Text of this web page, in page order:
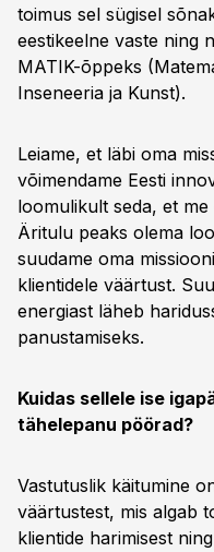
toimus sel sügisel
eestikeelne vaste ning
MATIK-õppeks
Inseneeria ja Kunst).
Leiame, et läbi oma
võimendame Eesti
loomulikult seda, et
Äritulu peaks olema
suudame oma
klientidele väärtust.
energiast läheb
panustamiseks.
Kuidas sellele ise
tähelepanu pöörad?
Vastutuslik käitumine
väärtustest, mis algab
klientide harimisest